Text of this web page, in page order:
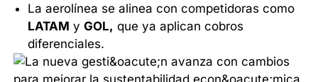
La aerolínea se alinea con competidoras como
LATAM yGOL, que ya aplican cobros
diferenciales.